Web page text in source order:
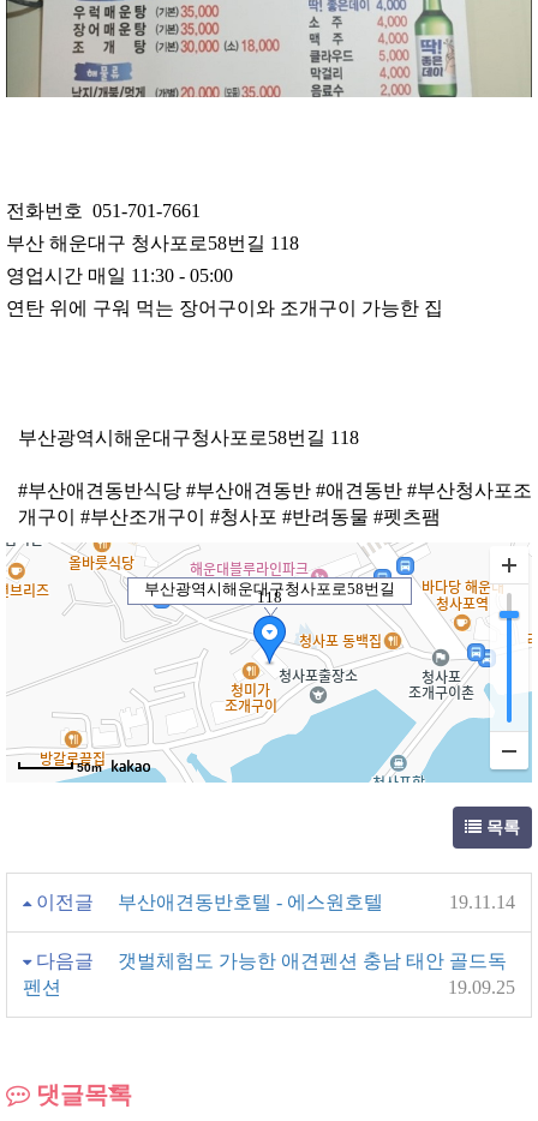
전화번호 051-701-7661
부산 해운대구 청사포로58번길 118
영업시간 매일 11:30 - 05:00
연탄 위에 구워 먹는 장어구이와 조개구이 가능한 집
부산광역시해운대구청사포로58번길 118
#부산애견동반식당 #부산애견동반 #애견동반 #부산청사포조
개구이 #부산조개구이 #청사포 #반려동물 #펫츠팸
부산광역시해운대구청사포로58번길
118
50m
목록
이전글 부산애견동반호텔 - 에스원호텔 19.11.14
다음글
갯벌체험도 가능한 애견펜션 충남 태안 골드독
펜션
19.09.25
댓글목록